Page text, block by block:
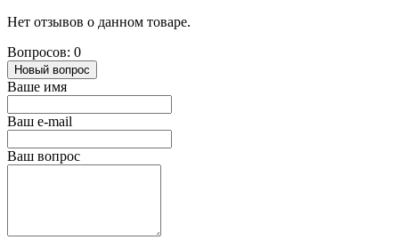
Нет отзывов о данном товаре.
Вопросов: 0
Новый вопрос
Ваше имя
Ваш e-mail
Ваш вопрос